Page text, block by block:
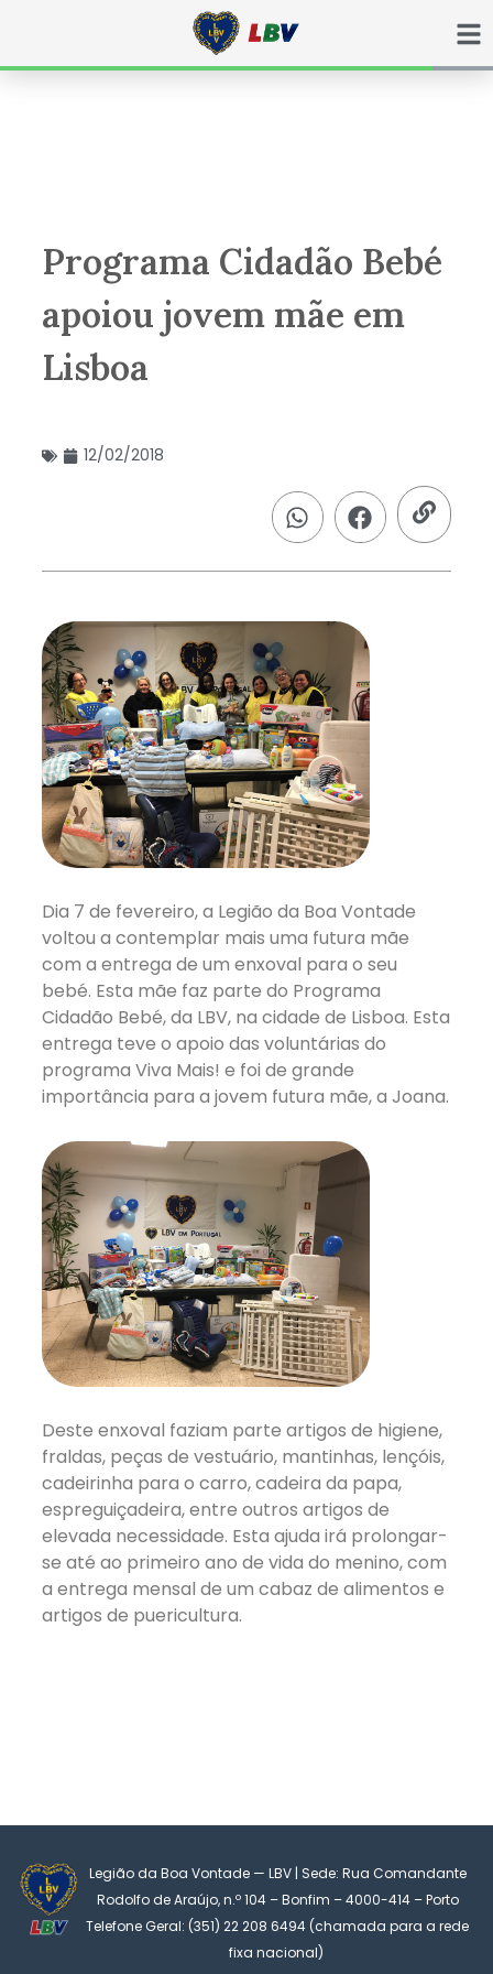
Programa Cidadão Bebé
apoiou jovem mãe em
Lisboa
12/02/2018
Dia 7 de fevereiro, a Legião da Boa Vontade
voltou a contemplar mais uma futura mãe
com a entrega de um enxoval para o seu
bebé. Esta mãe faz parte do Programa
Cidadão Bebé, da LBV, na cidade de Lisboa. Esta
entrega teve o apoio das voluntárias do
programa Viva Mais! e foi de grande
importância para a jovem futura mãe, a Joana.
Deste enxoval faziam parte artigos de higiene,
fraldas, peças de vestuário, mantinhas, lençóis,
cadeirinha para o carro, cadeira da papa,
espreguiçadeira, entre outros artigos de
elevada necessidade. Esta ajuda irá prolongar-
se até ao primeiro ano de vida do menino, com
a entrega mensal de um cabaz de alimentos e
artigos de puericultura.
Legião da Boa Vontade — LBV | Sede: Rua Comandante
Rodolfo de Araújo, n.º 104 – Bonfim – 4000-414 – Porto
Telefone Geral: (351) 22 208 6494 (chamada para a rede
fixa nacional)